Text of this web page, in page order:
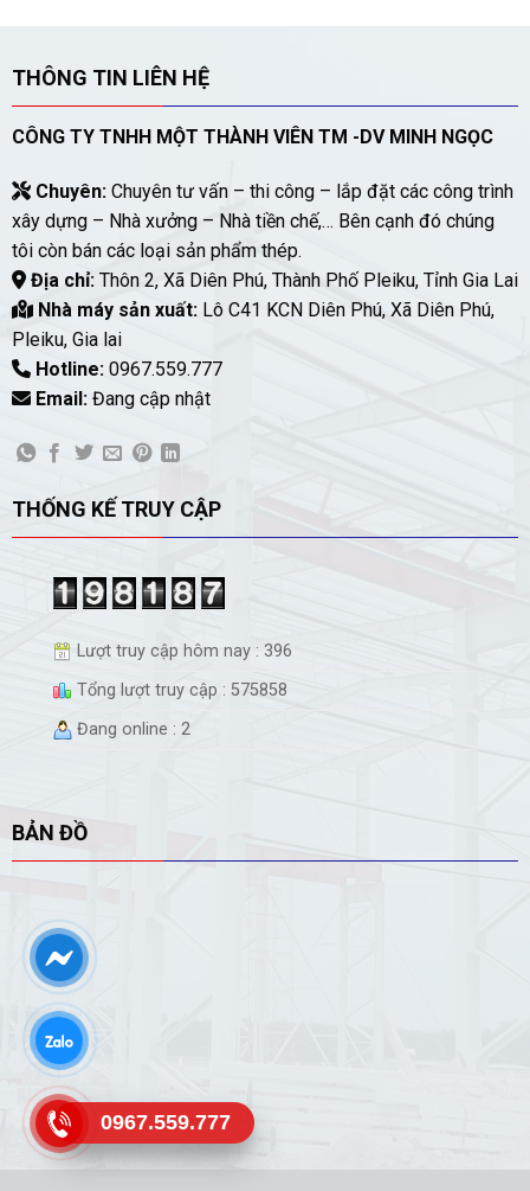
THÔNG TIN LIÊN HỆ
CÔNG TY TNHH MỘT THÀNH VIÊN TM -DV MINH NGỌC
Chuyên:Chuyên tư vấn – thi công – lắp đặt các công trình
xây dựng – Nhà xưởng – Nhà tiền chế,… Bên cạnh đó chúng
tôi còn bán các loại sản phẩm thép.
Địa chỉ:Thôn 2, Xã Diên Phú, Thành Phố Pleiku, Tỉnh Gia Lai
Nhà máy sản xuất:Lô C41 KCN Diên Phú, Xã Diên Phú,
Pleiku, Gia lai
Hotline:0967.559.777
Email:Đang cập nhật
THỐNG KẾ TRUY CẬP
Lượt truy cập hôm nay : 396
Tổng lượt truy cập : 575858
Đang online : 2
BẢN ĐỒ
0967.559.777